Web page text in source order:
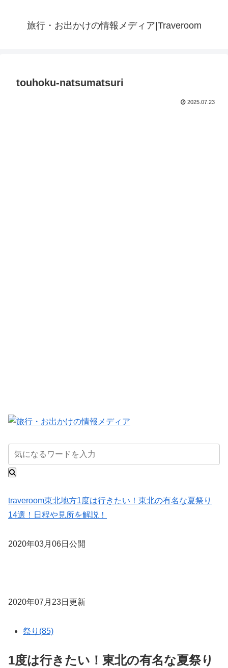
旅行・お出かけの情報メディア|Traveroom
touhoku-natsumatsuri
2025.07.23
traveroom東北地方1度は行きたい！東北の有名な夏祭り
14選！日程や見所を解説！
2020年03月06日公開
2020年07月23日更新
祭り(85)
1度は行きたい！東北の有名な夏祭り